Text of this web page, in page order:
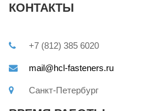
КОНТАКТЫ
+7 (812) 385 6020
mail@hcl-fasteners.ru
Санкт-Петербург